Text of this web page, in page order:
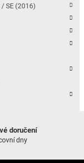
SE (2016)
doručení
dny